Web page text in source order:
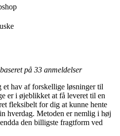
på 33 anmeldelser
hav af forskellige løsninger til
er i øjeblikket at få leveret til en
fleksibelt for dig at kunne hente
hverdag. Metoden er nemlig i høj
den billigste fragtform ved